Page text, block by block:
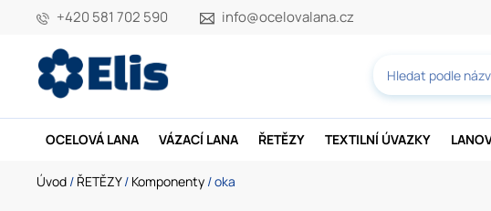
+420 581 702 590 info@ocelovalana.cz
OCELOVÁ LANA VÁZACÍ LANA ŘETĚZY TEXTILNÍ ÚVAZKY
Úvod / ŘETĚZY/ Komponenty / oka